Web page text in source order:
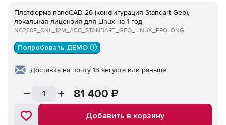
Платформа nanoCAD 26 (конфигурация Standart Geo),
локальная лицензия для Linux на 1 год
NC260P_CNL_12M_ACC_STANDART_GEO_LINUX_PROLONG
Попробовать ДЕМО ⓘ
Доставка на почту 13 августа или раньше
81 400 ₽
Добавить в корзину